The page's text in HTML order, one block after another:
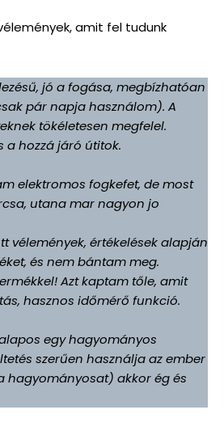
amit fel tudunk
jó a fogása, megbízhatóan
pár napja használom). A
tökéletesen megfelel.
a hozzá járó útitok.
elektromos fogkefet, de most
utana mar nagyon jo
vélemények, értékelések alapján
és nem bántam meg.
Azt kaptam tőle, amit
hasznos időmérő funkció.
egy hagyományos
szerűen használja az ember
hagyományosat) akkor ég és